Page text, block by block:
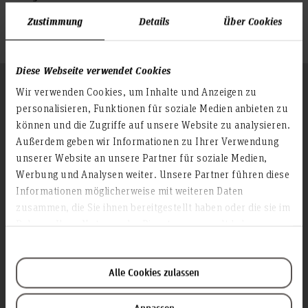
Zustimmung Details Über Cookies
Diese Webseite verwendet Cookies
Wir verwenden Cookies, um Inhalte und Anzeigen zu
personalisieren, Funktionen für soziale Medien anbieten zu
können und die Zugriffe auf unsere Website zu analysieren.
Außerdem geben wir Informationen zu Ihrer Verwendung
unserer Website an unsere Partner für soziale Medien,
Werbung und Analysen weiter. Unsere Partner führen diese
Informationen möglicherweise mit weiteren Daten
zusammen, die Sie ihnen bereitgestellt haben oder die sie im
Alle Cookies zulassen
399 EUR
Fit für die Akademisierung: Auf
einen Blick
Sie lernen wissenschaftliche Studien zu verstehen und
einzuordnen.
verstehen und bewerten.
Sie kennen grundlegende methodische Konzepte der
grundlegende Designs der pflege-,
Zielgruppe
Sie erhalten nach regelmäßiger Teilnahme eine
Teilnahmebescheinigung der HsH-Akademie.
Zeitlicher Ablauf und Termine